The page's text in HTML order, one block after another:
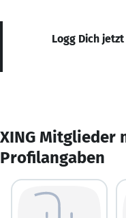
Logg Dich
XING Mitglieder
Profilangaben